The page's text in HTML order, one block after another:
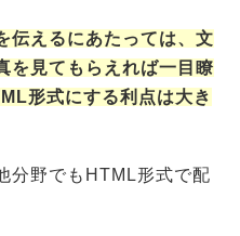
伝えるにあたっては、文
を見てもらえれば一目瞭
形式にする利点は大き
分野でもHTML形式で配